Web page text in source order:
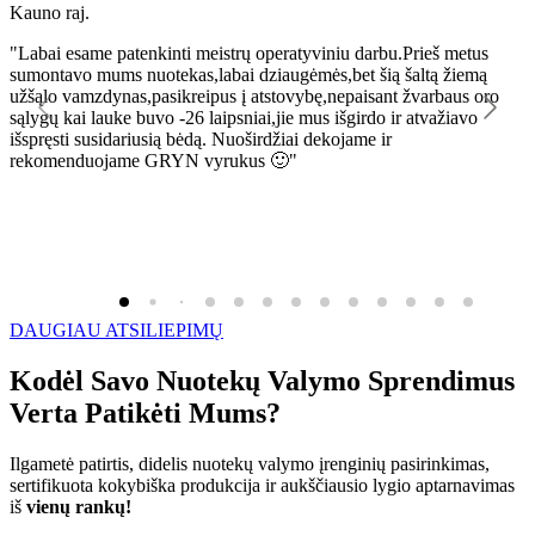
Kauno raj.
"Labai esame patenkinti meistrų operatyviniu darbu.Prieš metus
sumontavo mums nuotekas,labai dziaugėmės,bet šią šaltą žiemą
užšąlo vamzdynas,pasikreipus į atstovybę,nepaisant žvarbaus oro
sąlygų kai lauke buvo -26 laipsniai,jie mus išgirdo ir atvažiavo
išspręsti susidariusią bėdą. Nuoširdžiai dekojame ir
rekomenduojame GRYN vyrukus 🙂"
DAUGIAU ATSILIEPIMŲ
Kodėl Savo Nuotekų Valymo Sprendimus
Verta Patikėti Mums?
Ilgametė patirtis, didelis nuotekų valymo įrenginių pasirinkimas,
sertifikuota kokybiška produkcija ir aukščiausio lygio aptarnavimas
iš vienų rankų!